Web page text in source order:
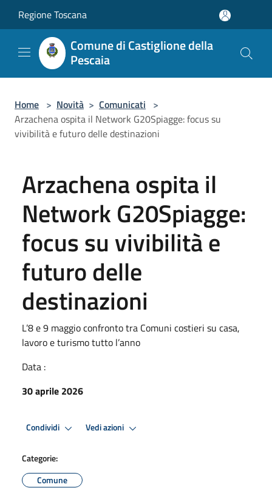
Regione Toscana
Comune di Castiglione della
Pescaia
Home > Novità > Comunicati >
Arzachena ospita il Network G20Spiagge: focus su
vivibilità e futuro delle destinazioni
Arzachena ospita il
Network G20Spiagge:
focus su vivibilità e
futuro delle
destinazioni
L’8 e 9 maggio confronto tra Comuni costieri su casa,
lavoro e turismo tutto l’anno
Data :
30 aprile 2026
Condividi Vedi azioni
Categorie:
Comune